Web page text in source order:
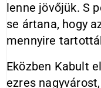
lenne jövőjük. S
se ártana, hogy
mennyire
Eközben Kabult
ezres